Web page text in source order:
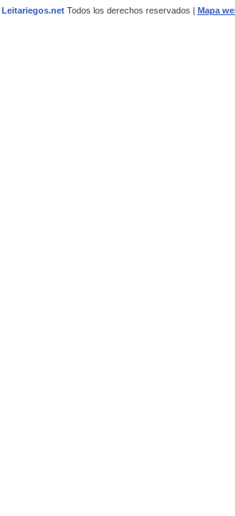
Leitariegos.netTodos los derechos reservados | Mapa